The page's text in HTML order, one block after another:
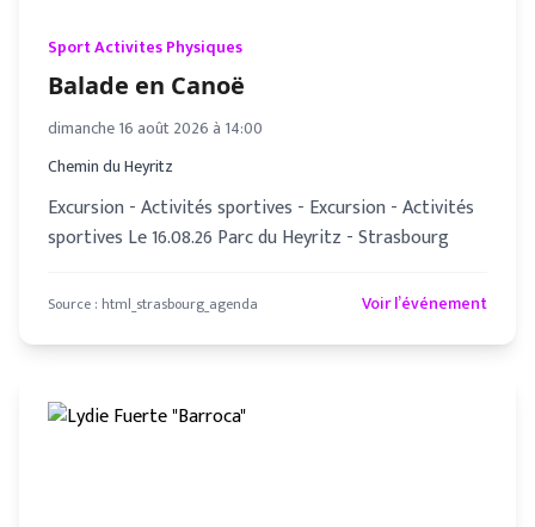
Sport Activites Physiques
Balade en Canoë
dimanche 16 août 2026 à 14:00
Chemin du Heyritz
Excursion - Activités sportives - Excursion - Activités
sportives Le 16.08.26 Parc du Heyritz - Strasbourg
Source : html_strasbourg_agenda Voir l’événement